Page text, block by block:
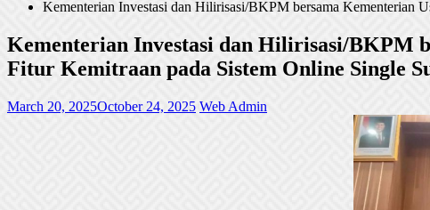
Kementerian Investasi dan Hilirisasi/BKPM bersama Kementerian
Kementerian Investasi dan Hilirisasi/BKPM
Fitur Kemitraan pada Sistem Online Single
March 20, 2025October 24, 2025 Web Admin